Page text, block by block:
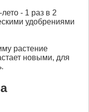
- 1 раз в 2
удобрениями
растение
новыми, для